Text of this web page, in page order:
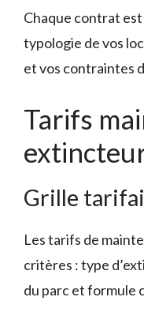
Chaque contrat
typologie de vos
et vos contraintes
Tarifs
Grille
Les tarifs de
critères : type
du parc et formule